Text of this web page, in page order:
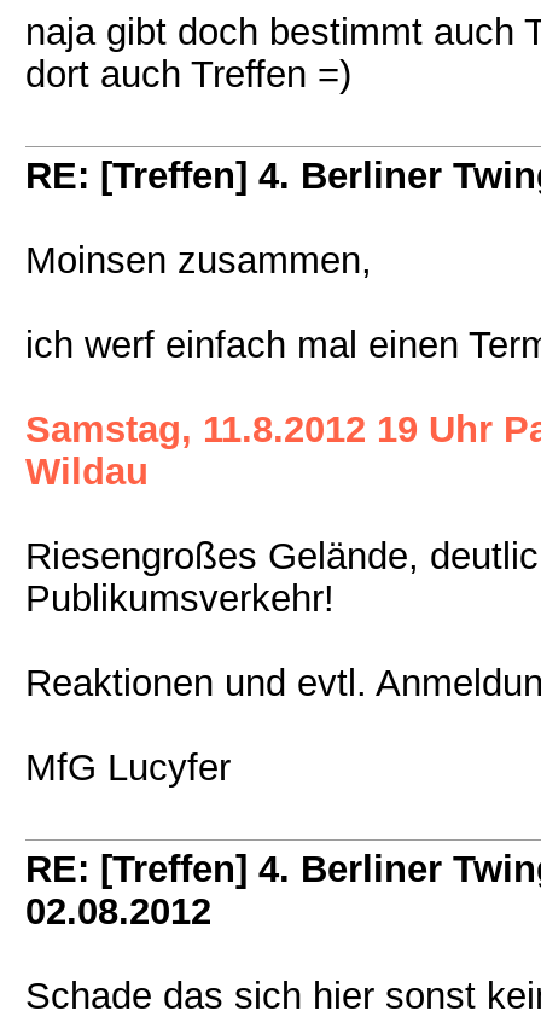
naja gibt doch bestimmt auch
dort auch Treffen =)
RE: [Treffen] 4. Berliner
Moinsen zusammen,
ich werf einfach mal einen
Samstag, 11.8.2012 19 Uhr
Wildau
Riesengroßes Gelände,
Publikumsverkehr!
Reaktionen und evtl.
MfG Lucyfer
RE: [Treffen] 4. Berliner
02.08.2012
Schade das sich hier sonst